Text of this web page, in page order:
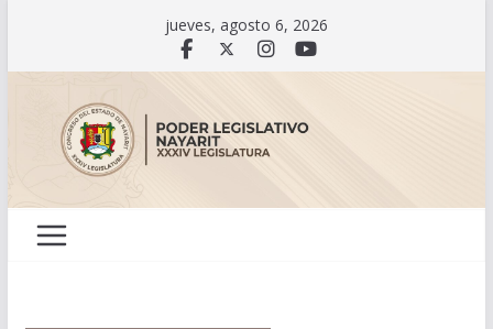
contenido
jueves, agosto 6, 2026